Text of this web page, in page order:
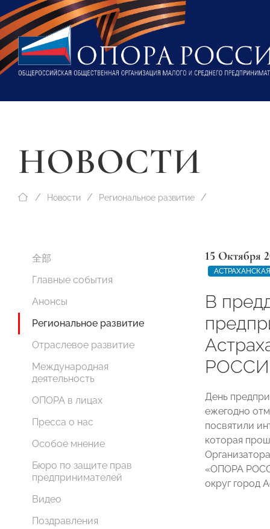
НОВОСТИ
Новости Региональное развитие
全部
Главные события
Анонсы
Региональное развитие
Отраслевое развитие
Международная
деятельность
ОПОРА в лицах
Пресса о нас
Особое мнение
Бюро по защите прав
предпринимателей
Видео
Поздравления
15 Октября
В
День
ежегодно
посвятили
которая
«ОПОРА
округ город